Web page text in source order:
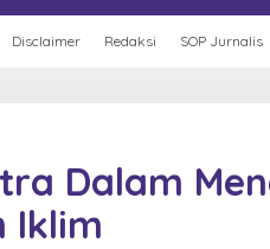
Disclaimer Redaksi SOP Jurnalis
Dalam
Iklim